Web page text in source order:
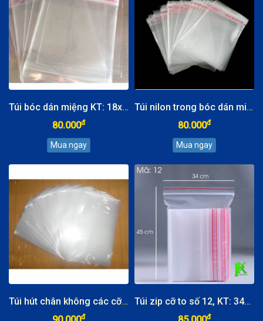
Túi bóc dán miệng KT: 18x28cm
80.000đ
Túi nilon trong bóc dán miệng, KT: 13x23cm
80.000đ
Túi hút chân không các cỡ, đựng được (0,5kg, 1kg, 1,5kg, 2kg, 2,5kg, 3kg, 4kg, 5kg)
đ
Túi zip cỡ to số 12, KT: 34x45cm
đ